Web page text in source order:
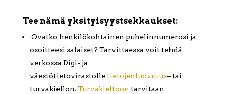
Tee nämä yksityisyystsekkaukset:
Ovatko henkilökohtainen puhelinnumerosi ja
osoitteesi salaiset? Tarvittaessa voit tehdä
verkossa Digi- ja
väestötietovirastolletietojenluovutus– tai
turvakiellon.Turvakieltoon tarvitaan